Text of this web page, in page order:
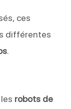
ces
différentes
.
robots de